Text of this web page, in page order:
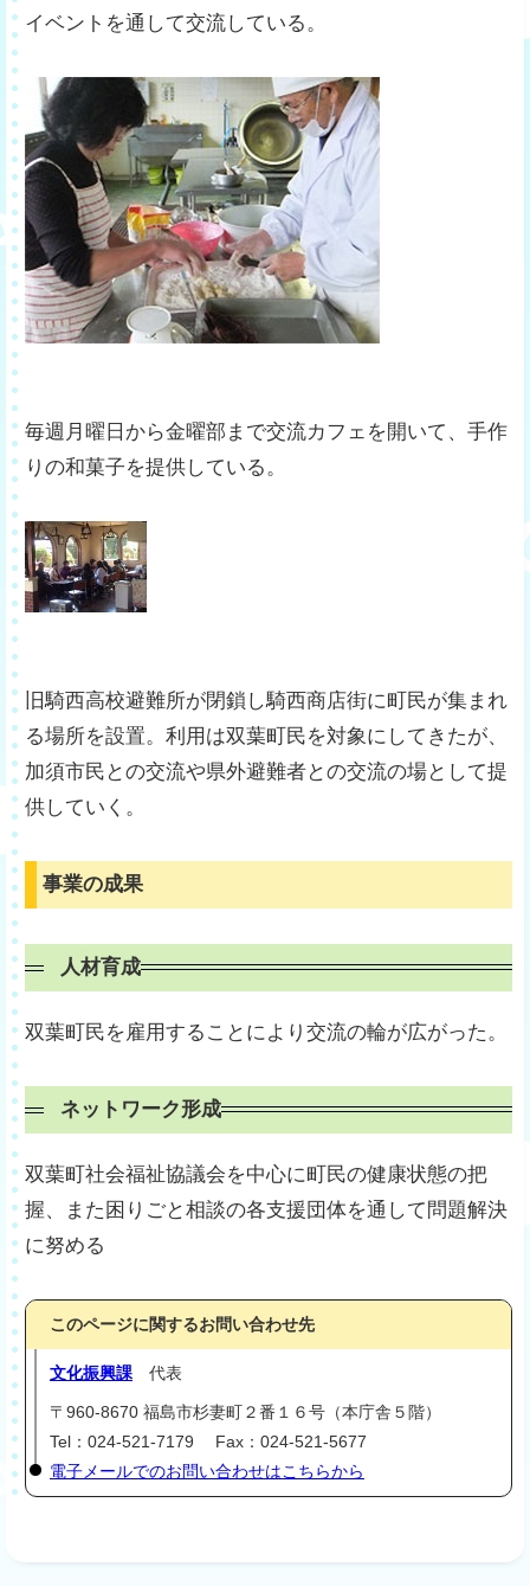
イベントを通して交流している。
毎週月曜日から金曜部まで交流カフェを開いて、手作
りの和菓子を提供している。
旧騎西高校避難所が閉鎖し騎西商店街に町民が集まれ
る場所を設置。利用は双葉町民を対象にしてきたが、
加須市民との交流や県外避難者との交流の場として提
供していく。
事業の成果
人材育成
双葉町民を雇用することにより交流の輪が広がった。
ネットワーク形成
双葉町社会福祉協議会を中心に町民の健康状態の把
握、また困りごと相談の各支援団体を通して問題解決
に努める
このページに関するお問い合わせ先
文化振興課 代表
〒960-8670 福島市杉妻町２番１６号（本庁舎５階）
Tel：024-521-7179 Fax：024-521-5677
電子メールでのお問い合わせはこちらから